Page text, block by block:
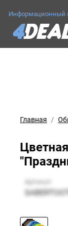
Информационный
Главная